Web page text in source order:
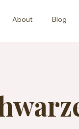
About Blog